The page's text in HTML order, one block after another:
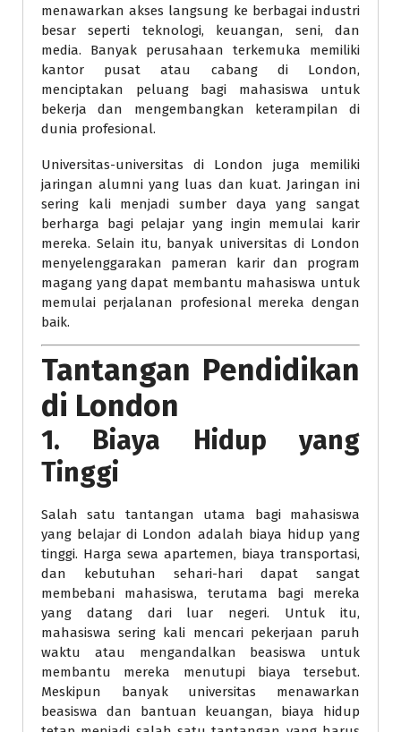
menawarkan akses langsung ke berbagai industri
besar seperti teknologi, keuangan, seni, dan
media. Banyak perusahaan terkemuka memiliki
kantor pusat atau cabang di London,
menciptakan peluang bagi mahasiswa untuk
bekerja dan mengembangkan keterampilan di
dunia profesional.
Universitas-universitas di London juga memiliki
jaringan alumni yang luas dan kuat. Jaringan ini
sering kali menjadi sumber daya yang sangat
berharga bagi pelajar yang ingin memulai karir
mereka. Selain itu, banyak universitas di London
menyelenggarakan pameran karir dan program
magang yang dapat membantu mahasiswa untuk
memulai perjalanan profesional mereka dengan
baik.
Tantangan Pendidikan
di London
1. Biaya Hidup yang
Tinggi
Salah satu tantangan utama bagi mahasiswa
yang belajar di London adalah biaya hidup yang
tinggi. Harga sewa apartemen, biaya transportasi,
dan kebutuhan sehari-hari dapat sangat
membebani mahasiswa, terutama bagi mereka
yang datang dari luar negeri. Untuk itu,
mahasiswa sering kali mencari pekerjaan paruh
waktu atau mengandalkan beasiswa untuk
membantu mereka menutupi biaya tersebut.
Meskipun banyak universitas menawarkan
beasiswa dan bantuan keuangan, biaya hidup